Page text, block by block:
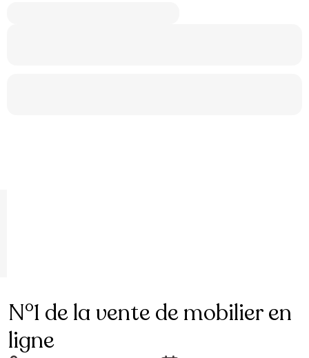
N°1 de la vente de mobilier en
ligne